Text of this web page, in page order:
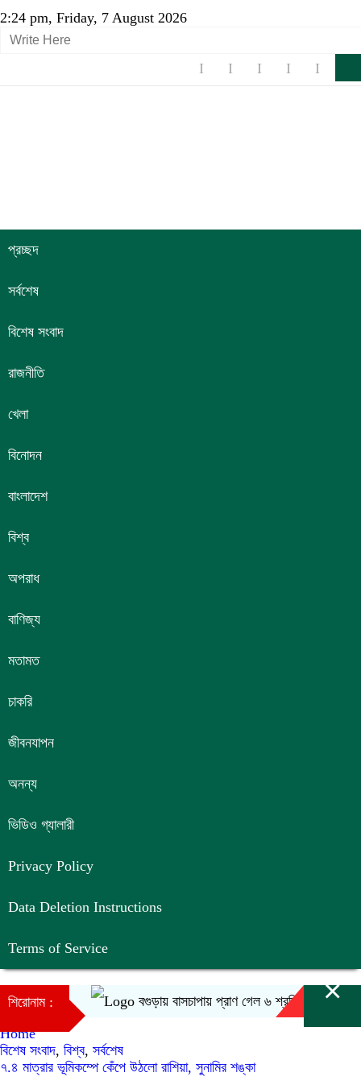
2:24 pm, Friday, 7 August 2026
প্রচ্ছদ
সর্বশেষ
বিশেষ সংবাদ
রাজনীতি
খেলা
বিনোদন
বাংলাদেশ
বিশ্ব
অপরাধ
বাণিজ্য
মতামত
চাকরি
জীবনযাপন
অনন্য
ভিডিও গ্যালারী
Privacy Policy
Data Deletion Instructions
Terms of Service
শিরোনাম : বগুড়ায় বাসচাপায় প্রাণ গেল ৬ শ্রমিকের ×
Home
বিশেষ সংবাদ, বিশ্ব, সর্বশেষ
৭.৪ মাত্রার ভূমিকম্পে কেঁপে উঠলো রাশিয়া, সুনামির শঙ্কা